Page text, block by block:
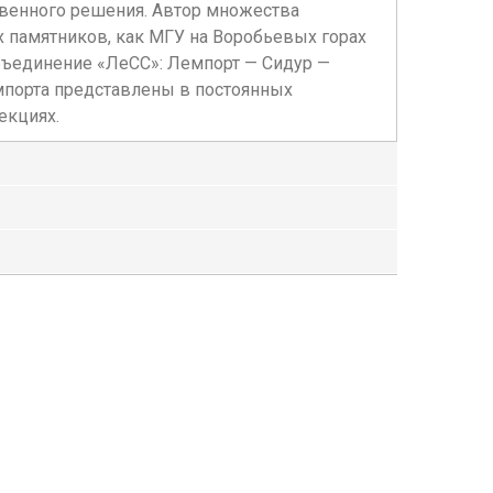
решения. Автор множества
как МГУ на Воробьевых горах
«ЛеСС»: Лемпорт — Сидур —
представлены в постоянных